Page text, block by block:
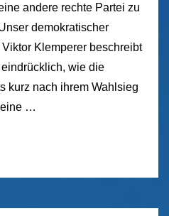
andere rechte Partei zu
demokratischer
Klemperer beschreibt
wie die
kurz nach ihrem Wahlsieg
eine …